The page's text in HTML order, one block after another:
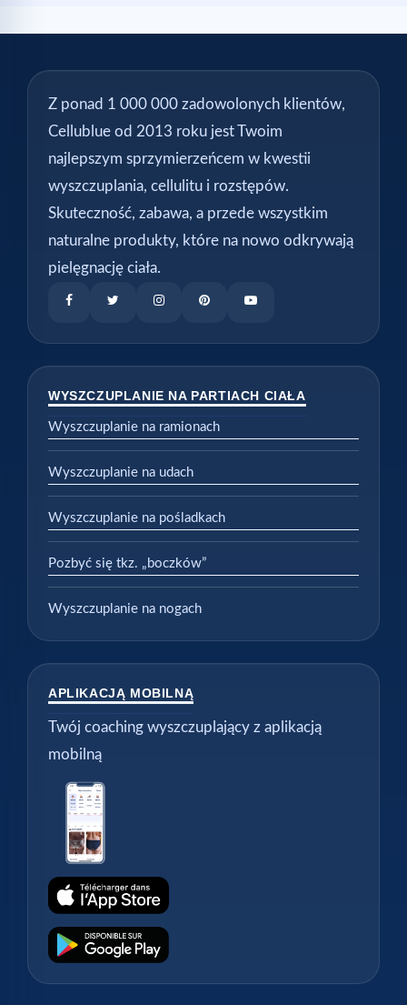
Z ponad 1 000 000 zadowolonych klientów,
Cellublue od 2013 roku jest Twoim
najlepszym sprzymierzeńcem w kwestii
wyszczuplania, cellulitu i rozstępów.
Skuteczność, zabawa, a przede wszystkim
naturalne produkty, które na nowo odkrywają
pielęgnację ciała.
WYSZCZUPLANIE NA PARTIACH CIAŁA
Wyszczuplanie na ramionach
Wyszczuplanie na udach
Wyszczuplanie na pośladkach
Pozbyć się tkz. „boczków”
Wyszczuplanie na nogach
APLIKACJĄ MOBILNĄ
Twój coaching wyszczuplający z aplikacją
mobilną